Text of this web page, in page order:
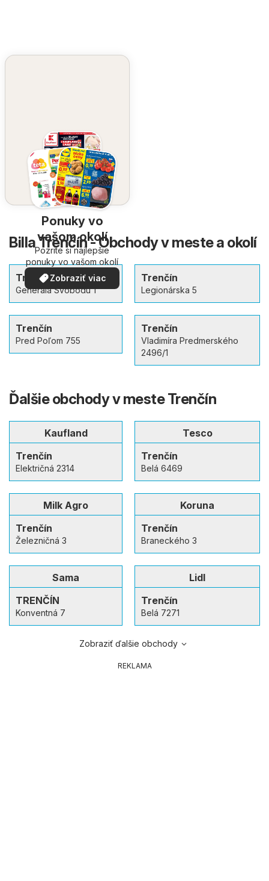
Ponuky vo
vašom okolí
Pozrite si najlepšie
ponuky vo vašom okolí
Zobraziť viac
Billa Trenčín - Obchody v meste a okolí
Trenčín
Generála Svobodu 1
Trenčín
Legionárska 5
Trenčín
Pred Poľom 755
Trenčín
Vladimíra Predmerského
2496/1
Ďalšie obchody v meste Trenčín
Kaufland
Trenčín
Električná 2314
Tesco
Trenčín
Belá 6469
Milk Agro
Trenčín
Železničná 3
Koruna
Trenčín
Braneckého 3
Sama
TRENČÍN
Konventná 7
Lidl
Trenčín
Belá 7271
Zobraziť ďalšie obchody
REKLAMA